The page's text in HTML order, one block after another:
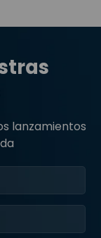
lanzamientos